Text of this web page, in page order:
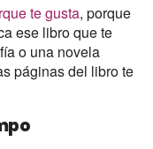
te gusta, porque
ese libro que te
o una novela
páginas del libro te